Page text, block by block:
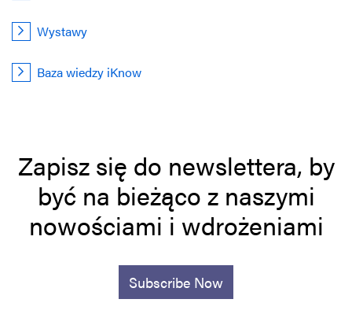
Wystawy
Baza wiedzy iKnow
Zapisz się do newslettera, by
być na bieżąco z naszymi
nowościami i wdrożeniami
Subscribe Now